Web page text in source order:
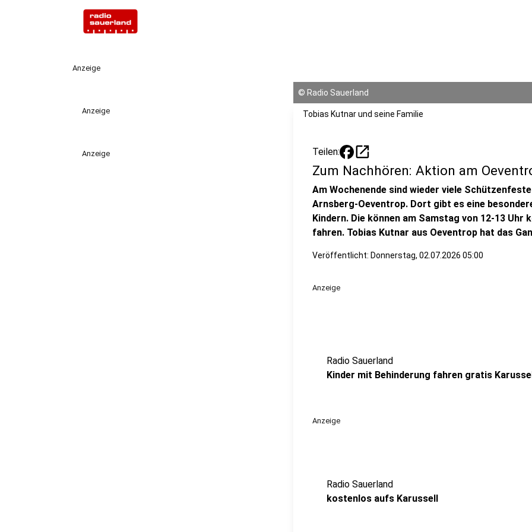
Anzeige
Anzeige
Anzeige
© Radio Sauerland
Tobias Kutnar und seine Familie
Teilen: open_in_new
Zum Nachhören: Aktion am
Am Wochenende sind wieder viele
Arnsberg-Oeventrop. Dort gibt es eine
Kindern. Die können am Samstag von 12-13
fahren. Tobias Kutnar aus Oeventrop hat das
Veröffentlicht: Donnerstag, 02.07.2026 05:00
Anzeige
Radio Sauerland
Kinder mit Behinderung fahren gratis
Anzeige
Radio Sauerland
kostenlos aufs Karussell